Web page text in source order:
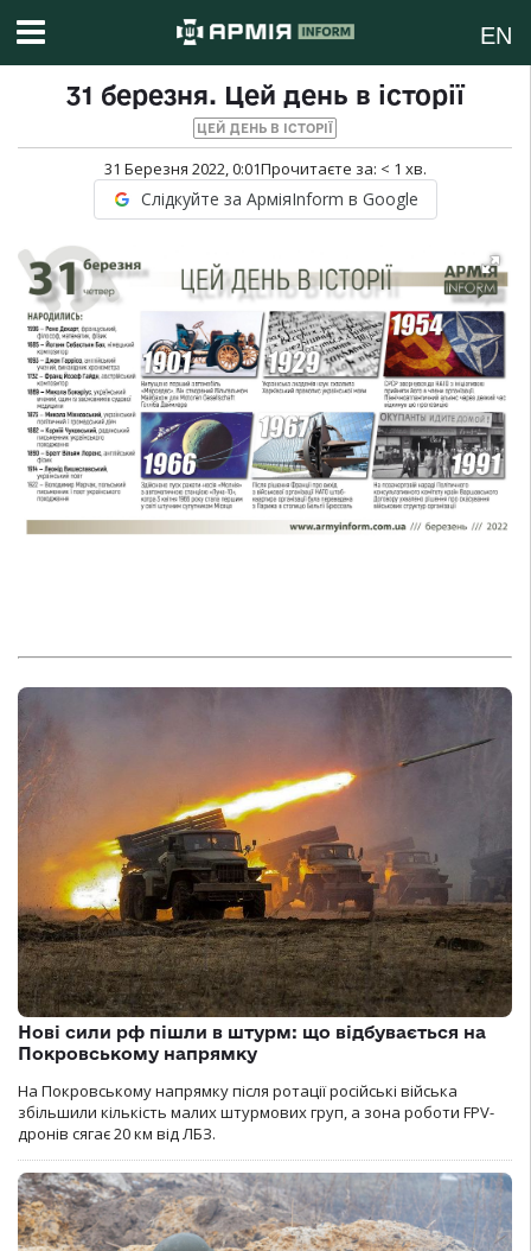
EN
31 березня. Цей день в історії
ЦЕЙ ДЕНЬ В ІСТОРІЇ
31 Березня 2022, 0:01Прочитаєте за: < 1 хв.
Слідкуйте за АрміяInform в Google
Нові сили рф пішли в штурм: що відбувається на
Покровському напрямку
На Покровському напрямку після ротації російські війська
збільшили кількість малих штурмових груп, а зона роботи FPV-
дронів сягає 20 км від ЛБЗ.